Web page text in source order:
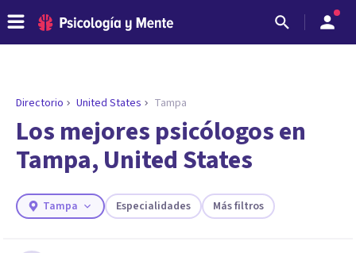
Directorio United States Tampa
Los mejores psicólogos en
Tampa, United States
Tampa Especialidades Más filtros